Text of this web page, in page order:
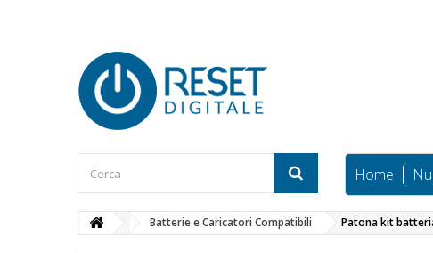
Home
Batterie e Caricatori Compatibili Patona kit